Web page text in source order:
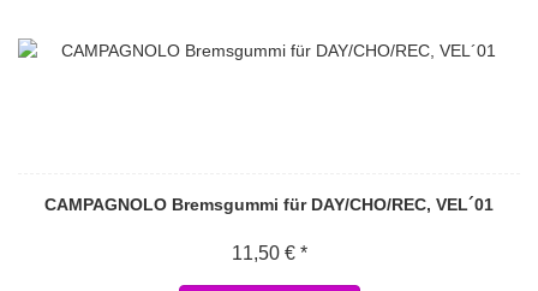
CAMPAGNOLO Bremsgummi für DAY/CHO/REC, VEL´01
11,50 € *